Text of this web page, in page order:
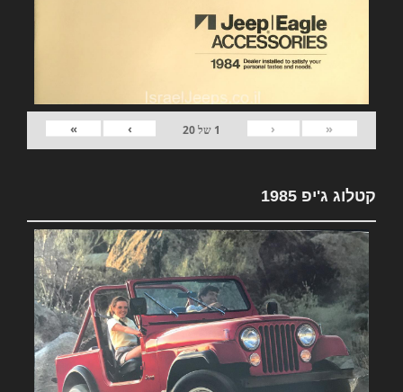
«
‹
1 של20
›
»
קטלוג ג'יפ 1985